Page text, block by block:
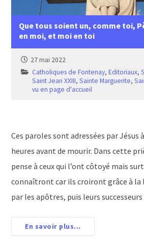
Que tous soient un, comme toi,
en moi, et moi en toi
27 mai 2022
Catholiques de Fontenay,Editoriaux,
Saint Jean XXIII,Sainte Marguerite,
vu en page d'accueil
Ces paroles sont adressées par Jésus
heures avant de mourir. Dans cette
pense à ceux qui l’ont côtoyé mais
connaîtront car ils croiront grâce à la
par les apôtres, puis leurs
En savoir plus...